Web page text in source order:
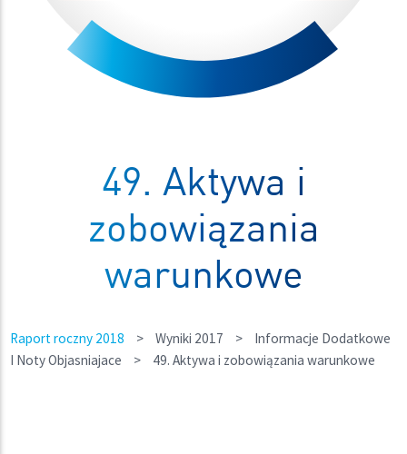
49. Aktywa i
zobowiązania
warunkowe
Raport roczny 2018 > Wyniki 2017 >
Informacje Dodatkowe
I Noty Objasniajace
> 49. Aktywa i zobowiązania warunkowe